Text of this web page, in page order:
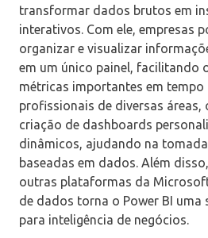
transformar dados brutos em
interativos. Com ele, empresas
organizar e visualizar
em um único painel, facilitando
métricas importantes em tempo
profissionais de diversas áreas,
criação de dashboards
dinâmicos, ajudando na
baseadas em dados. Além
outras plataformas da
de dados torna o Power BI uma
para inteligência de negócios.